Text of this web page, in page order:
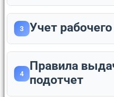
3 Учет
4
Правила
подотчет